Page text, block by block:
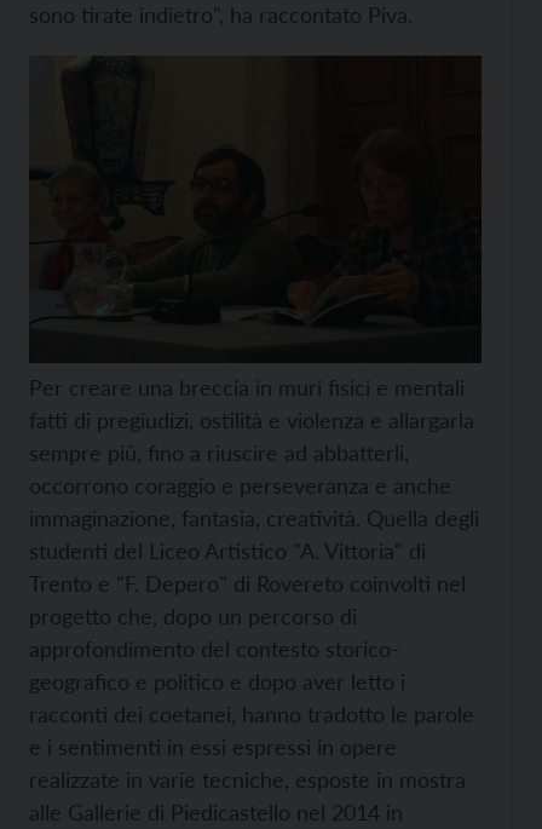
sono tirate indietro", ha raccontato Piva.
Per creare una breccia in muri fisici e mentali
fatti di pregiudizi, ostilità e violenza e allargarla
sempre più, fino a riuscire ad abbatterli,
occorrono coraggio e perseveranza e anche
immaginazione, fantasia, creatività. Quella degli
studenti del Liceo Artistico "A. Vittoria" di
Trento e "F. Depero" di Rovereto coinvolti nel
progetto che, dopo un percorso di
approfondimento del contesto storico-
geografico e politico e dopo aver letto i
racconti dei coetanei, hanno tradotto le parole
e i sentimenti in essi espressi in opere
realizzate in varie tecniche, esposte in mostra
alle Gallerie di Piedicastello nel 2014 in